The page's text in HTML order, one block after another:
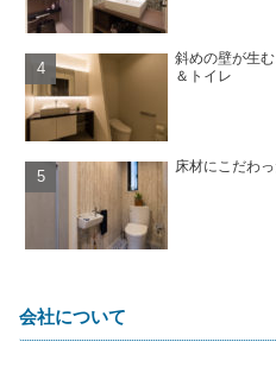
斜めの壁が生
＆トイレ
床材にこだわ
会社について